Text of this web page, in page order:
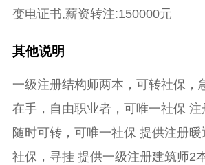
变电证书,薪资转注:150000元
其他说明
一级注册结构师两本，可转社保，
在手，自由职业者，可唯一社保 注
随时可转，可唯一社保 提供注册
社保，寻挂 提供一级注册建筑师2